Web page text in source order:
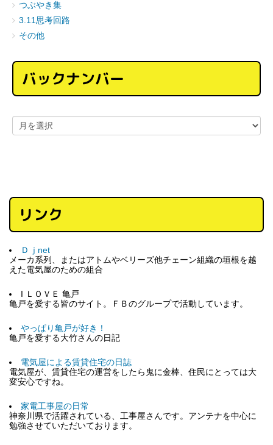
つぶやき集
3.11思考回路
その他
バックナンバー
リンク
Ｄｊnet
メーカ系列、またはアトムやベリーズ他チェーン組織の垣根を越
えた電気屋のための組合
I ＬＯＶＥ 亀戸
亀戸を愛する皆のサイト。ＦＢのグループで活動しています。
やっぱり亀戸が好き！
亀戸を愛する大竹さんの日記
電気屋による賃貸住宅の日誌
電気屋が、賃貸住宅の運営をしたら鬼に金棒、住民にとっては大
変安心ですね。
家電工事屋の日常
神奈川県で活躍されている、工事屋さんです。アンテナを中心に
勉強させていただいております。